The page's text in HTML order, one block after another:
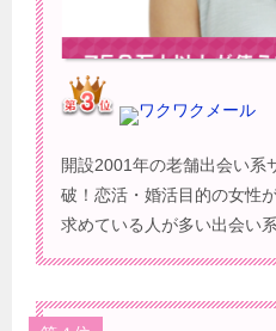
ワクワクメール
開設2001年の老舗出会い系
破！恋活・婚活目的の女性
求めている人が多い出会い